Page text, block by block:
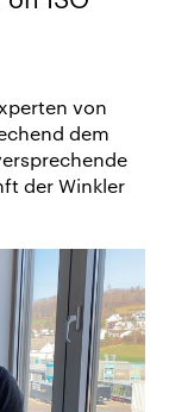
von
dem
der Winkler